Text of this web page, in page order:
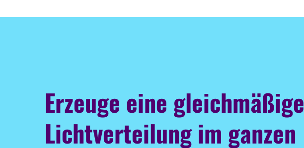
Erzeuge eine gleichmäßige
Lichtverteilung im ganzen